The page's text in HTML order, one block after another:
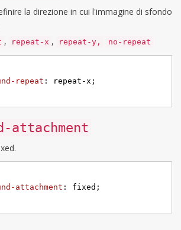
la direzione in cui l'immagine di sfondo
, repeat-x , repeat-y, no-repeat
repeat : repeat-x;
attachment
attachment : fixed;